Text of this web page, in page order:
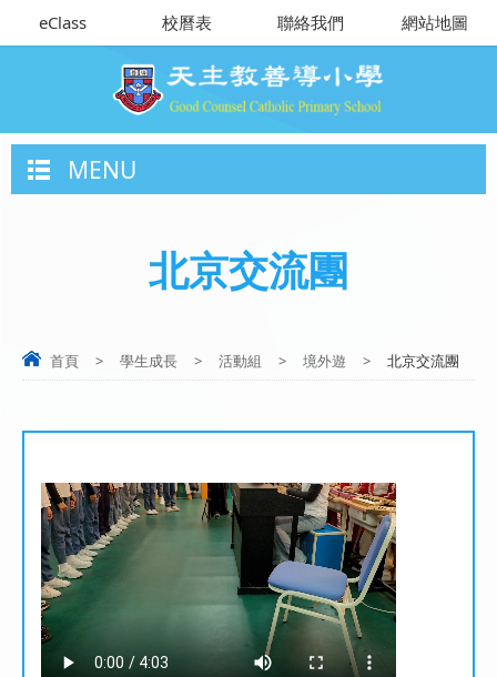
eClass 校曆表 聯絡我們 網站地圖
MENU
北京交流團
首頁 > 學生成長 > 活動組 > 境外遊 > 北京交流團